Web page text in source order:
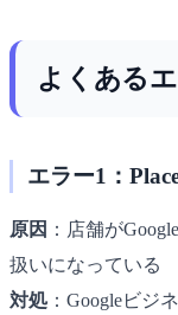
よくある
エラー1：
原因 ：店舗が
扱いになっている
対処 ：Googleビジ